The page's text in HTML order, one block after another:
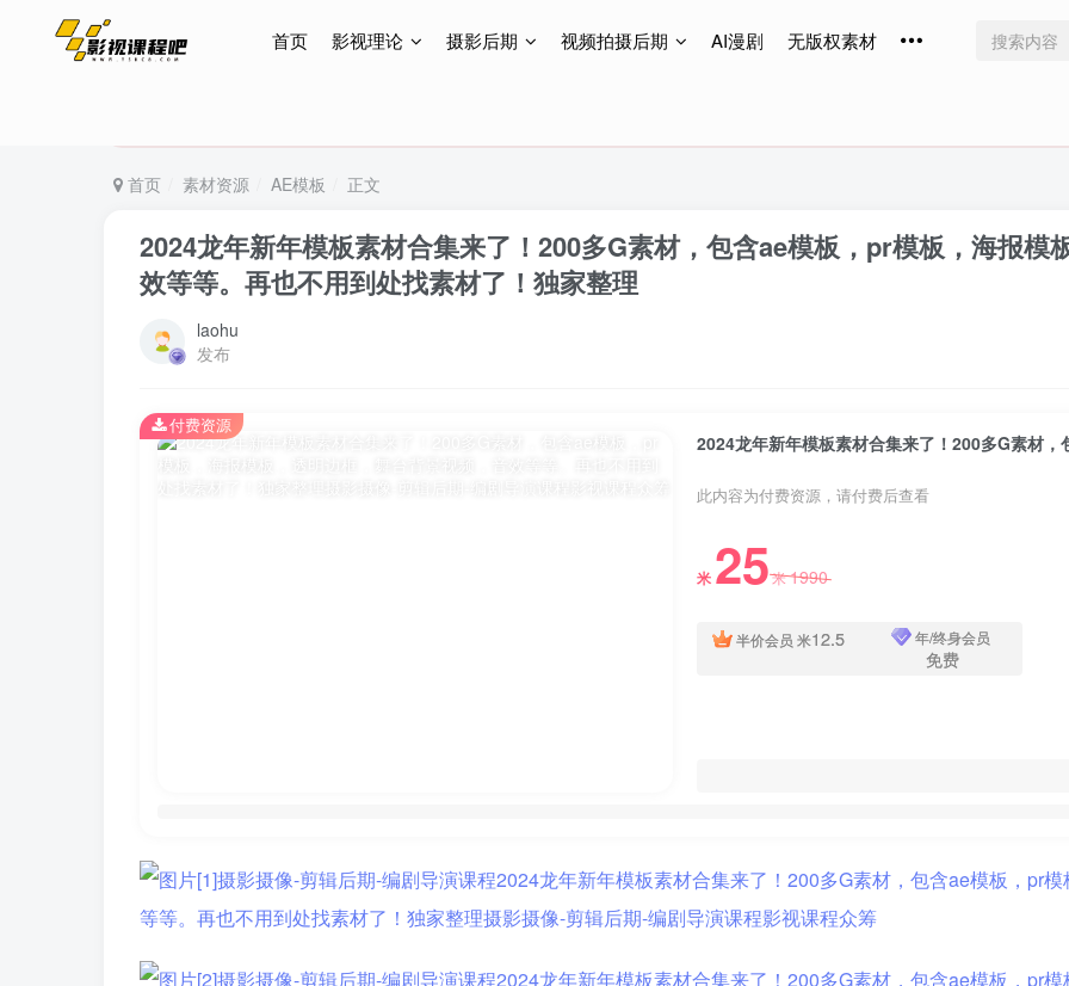
首页 影视理论 摄影后期 视频拍摄后期 AI漫剧 无版权素材
特惠终身会员299元，网站所有内容都可观看，终身免费更新
首页 素材资源 AE模板 正文
2024龙年新年模板素材合集来了！200多G素材，包含ae模板，pr模板，海报模
效等等。再也不用到处找素材了！独家整理
laohu
发布
此内容为付费资源，请付费后查看
米 25米1990
半价会员 米12.5 年/终身会员
免费
付费资源